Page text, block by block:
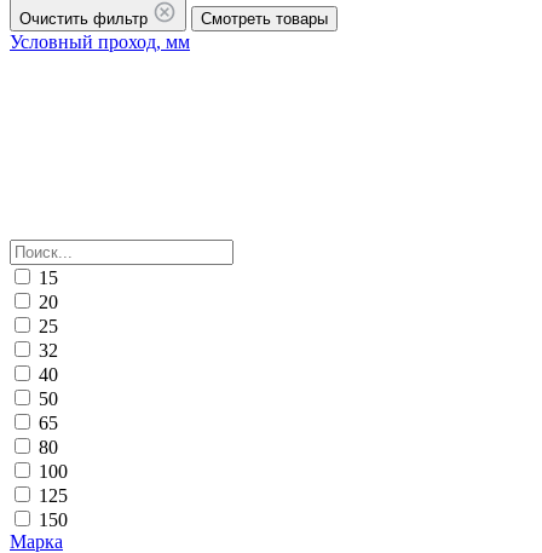
Очистить фильтр Смотреть товары
Условный проход, мм
15
20
25
32
40
50
65
80
100
125
150
Марка